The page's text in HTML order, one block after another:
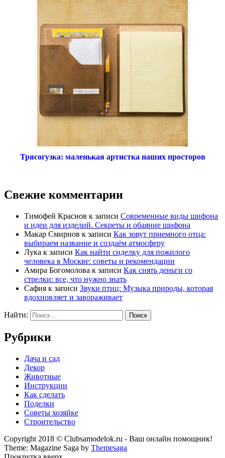
Трясогузка: маленькая артистка наших просторов
Свежие комментарии
Тимофей Краснов к записи Современные виды шифона
и идеи для изделий. Секреты и обаяние шифона
Макар Смирнов к записи Как зовут приемного отца:
выбираем название и создаём атмосферу
Лука к записи Как найти сиделку для пожилого
человека в Москве: советы и рекомендации
Амира Богомолова к записи Как снять деньги со
стрелки: все, что нужно знать
Сафия к записи Звуки птиц: Музыка природы, которая
вдохновляет и завораживает
Найти:
Рубрики
Дача и сад
Декор
Животные
Инструкции
Как сделать
Поделки
Советы хозяйке
Строительство
Copyright 2018 © Clubsamodelok.ru - Ваш онлайн помощник!
Theme: Magazine Saga by Themesaga